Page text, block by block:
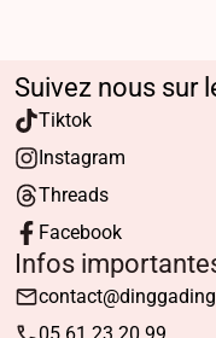
Suivez nous sur
Tiktok
Instagram
Threads
Facebook
Infos
05.61.23.20.99